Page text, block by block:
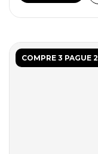
COMPRE 3 PAGUE 2